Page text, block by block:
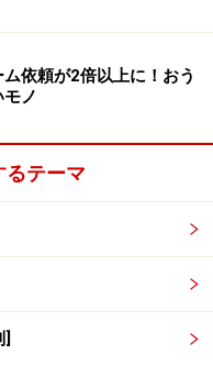
して心の備えをし、
通用する金運アップの
リフォーム術をご紹介
バランスを取り幸運を
依頼が2倍以上に！おう
ノ
るテーマ
]